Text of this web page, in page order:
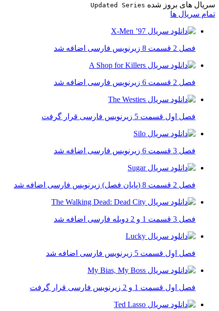
سریال های بروز شده Updated Series
تمام سریال ها
فصل 2 قسمت 8 زیرنویس فارسی اضافه شد
فصل 2 قسمت 6 زیرنویس فارسی اضافه شد
فصل اول قسمت 5 زیرنویس فارسی قرار گرفت
فصل 3 قسمت 6 زیرنویس فارسی اضافه شد
فصل 2 قسمت 8 (پایان فصل) زیرنویس فارسی اضافه شد
فصل 3 قسمت 1 و 2 دوبله فارسی اضافه شد
فصل اول قسمت 5 زیرنویس فارسی اضافه شد
فصل اول قسمت 1 و 2 زیرنویس فارسی قرار گرفت